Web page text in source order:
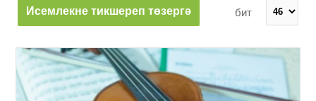
Исемлекне тикшереп төзергә бит